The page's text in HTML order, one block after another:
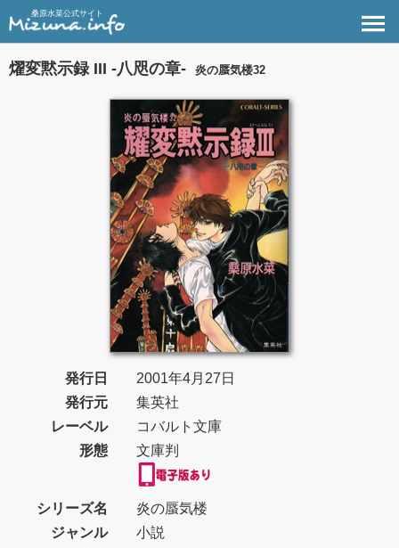
桑原水菜公式サイト
燿変黙示録 III -八咫の章- 炎の蜃気楼32
発行日
2001年4月27日
発行元
集英社
レーベル
コバルト文庫
形態
文庫判
シリーズ名
炎の蜃気楼
ジャンル
小説